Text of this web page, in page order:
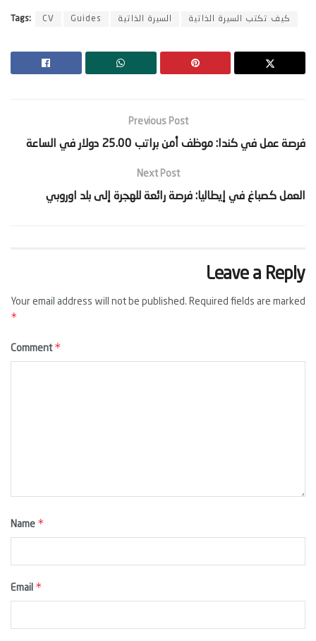
Tags: CV Guides السيرة الذاتية كيف تكتب السيرة الذاتية
Previous Post
‫فرصة عمل في كندا: موظف أمن براتب 25.00 دولار في الساعة‬
Next Post
‫العمل كصباغ في إيطاليا: فرصة رائعة للهجرة إلى بلد اوروبي‬
Leave a Reply
Your email address will not be published. Required fields are marked
*
Comment *
Name *
Email *